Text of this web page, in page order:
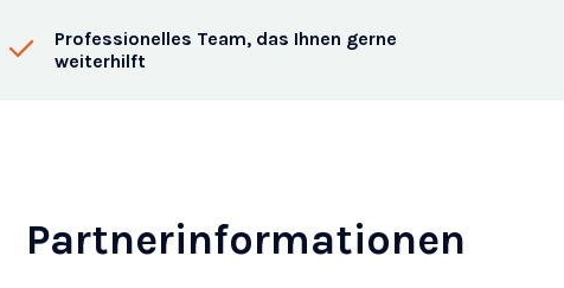
Professionelles Team, das Ihnen gerne
weiterhilft
Partnerinformationen